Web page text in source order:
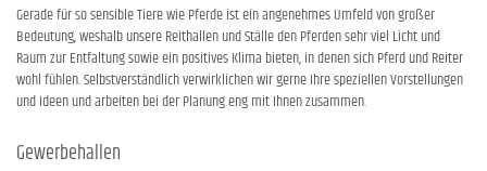
Gerade für so sensible Tiere wie Pferde ist ein angenehmes Umfeld von großer
Bedeutung, weshalb unsere Reithallen und Ställe den Pferden sehr viel Licht und
Raum zur Entfaltung sowie ein positives Klima bieten, in denen sich Pferd und Reiter
wohl fühlen. Selbstverständlich verwirklichen wir gerne Ihre speziellen Vorstellungen
und Ideen und arbeiten bei der Planung eng mit Ihnen zusammen.
Gewerbehallen